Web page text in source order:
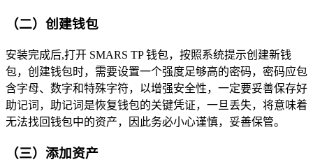
（二）创建钱包
安装完成后,打开 SMARS TP 钱包，按照系统提示创建新钱
包，创建钱包时，需要设置一个强度足够高的密码，密码应包
含字母、数字和特殊字符，以增强安全性，一定要妥善保存好
助记词，助记词是恢复钱包的关键凭证，一旦丢失，将意味着
无法找回钱包中的资产，因此务必小心谨慎，妥善保管。
（三）添加资产